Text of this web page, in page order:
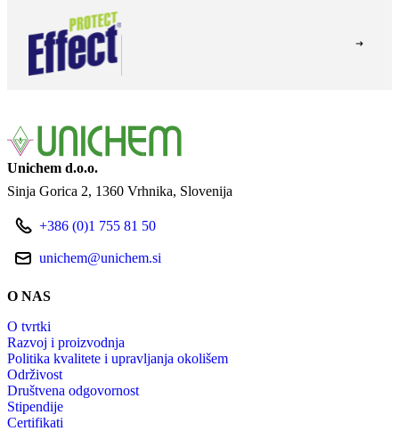
Unichem d.o.o.
Sinja Gorica 2 1360 Vrhnika Slovenija
+386 (0)1 755 81 50
unichem@unichem.si
O NAS
O tvrtki
Razvoj i proizvodnja
Politika kvalitete i upravljanja okolišem
Održivost
Društvena odgovornost
Stipendije
Certifikati